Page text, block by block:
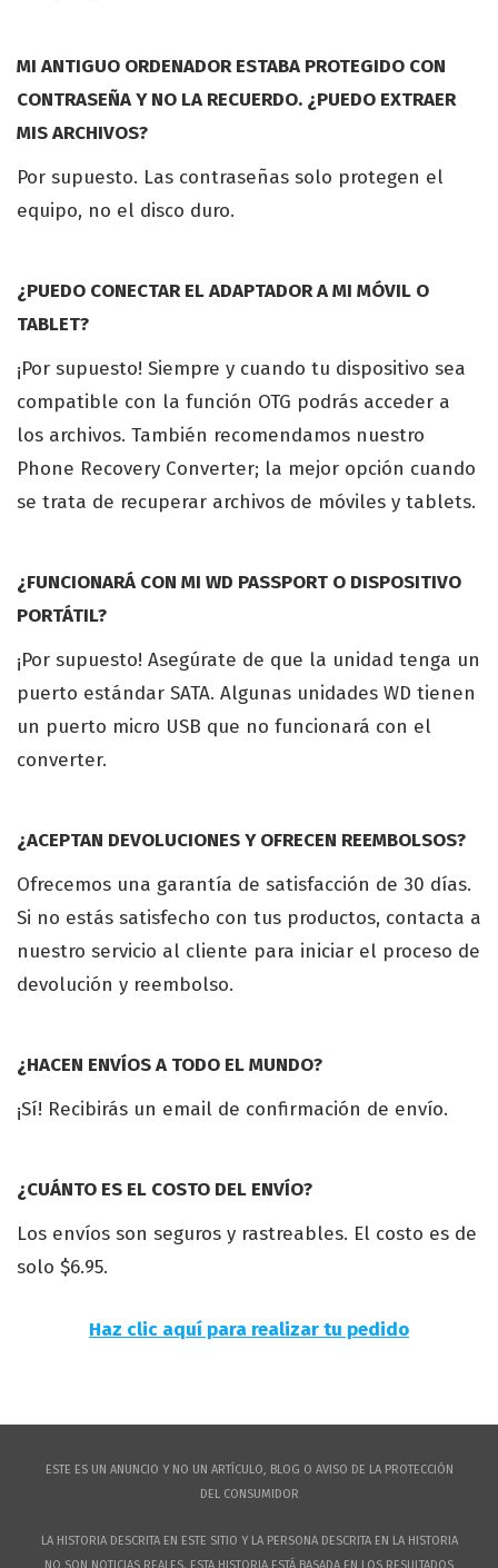
MI ANTIGUO ORDENADOR ESTABA PROTEGIDO CON
CONTRASEÑA Y NO LA RECUERDO. ¿PUEDO EXTRAER
MIS ARCHIVOS?
Por supuesto. Las contraseñas solo protegen el
equipo, no el disco duro.
¿PUEDO CONECTAR EL ADAPTADOR A MI MÓVIL O
TABLET?
¡Por supuesto! Siempre y cuando tu dispositivo sea
compatible con la función OTG podrás acceder a
los archivos. También recomendamos nuestro
Phone Recovery Converter; la mejor opción cuando
se trata de recuperar archivos de móviles y tablets.
¿FUNCIONARÁ CON MI WD PASSPORT O DISPOSITIVO
PORTÁTIL?
¡Por supuesto! Asegúrate de que la unidad tenga un
puerto estándar SATA. Algunas unidades WD tienen
un puerto micro USB que no funcionará con el
converter.
¿ACEPTAN DEVOLUCIONES Y OFRECEN REEMBOLSOS?
Ofrecemos una garantía de satisfacción de 30 días.
Si no estás satisfecho con tus productos, contacta a
nuestro servicio al cliente para iniciar el proceso de
devolución y reembolso.
¿HACEN ENVÍOS A TODO EL MUNDO?
¡Sí! Recibirás un email de confirmación de envío.
¿CUÁNTO ES EL COSTO DEL ENVÍO?
Los envíos son seguros y rastreables. El costo es de
solo $6.95.
Haz clic aquí para realizar tu pedido
ESTE ES UN ANUNCIO Y NO UN ARTÍCULO, BLOG O AVISO DE LA PROTECCIÓN
DEL CONSUMIDOR
LA HISTORIA DESCRITA EN ESTE SITIO Y LA PERSONA DESCRITA EN LA HISTORIA